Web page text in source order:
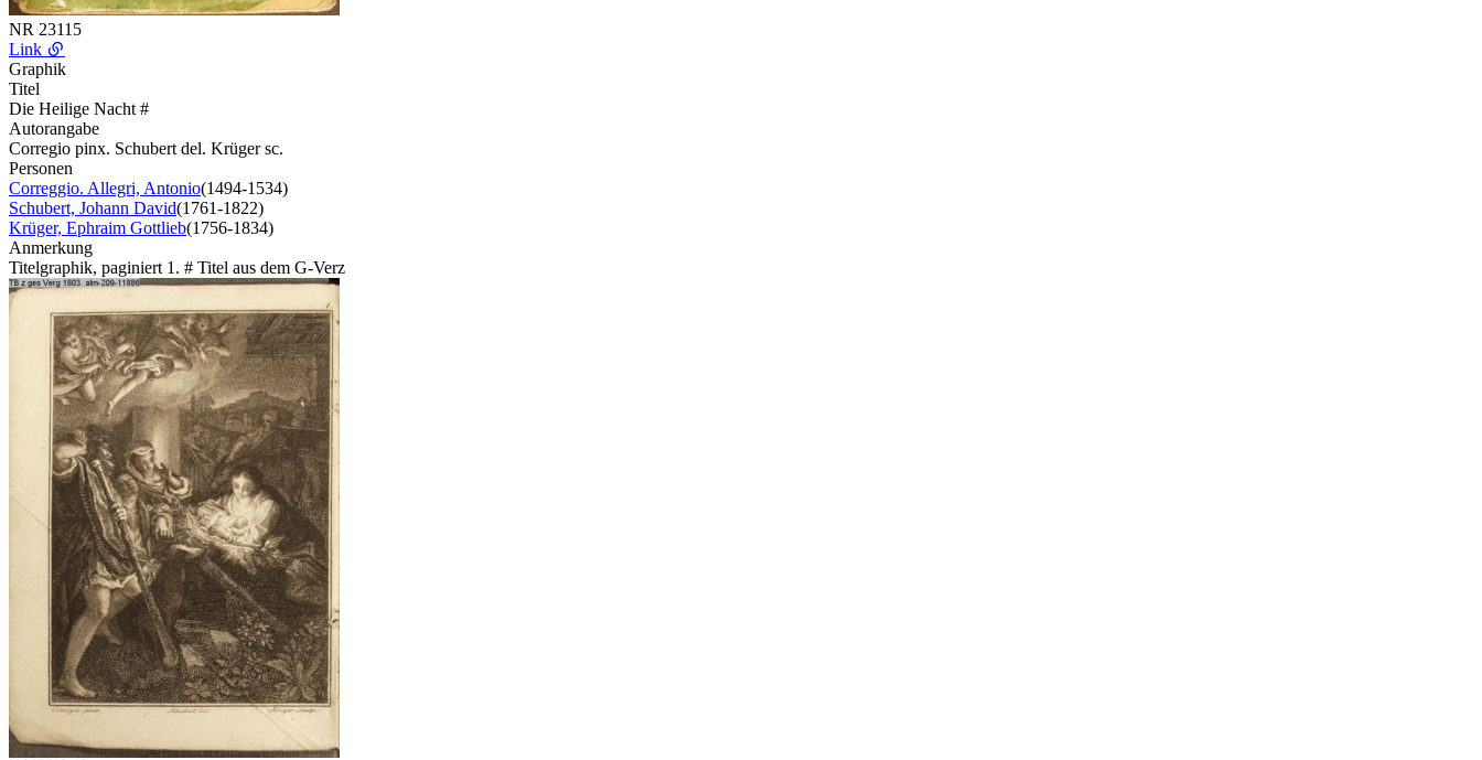
NR 23115
Link
Graphik
Titel
Die Heilige Nacht #
Autorangabe
Corregio pinx. Schubert del. Krüger sc.
Personen
Correggio. Allegri, Antonio(1494-1534)
Schubert, Johann David(1761-1822)
Krüger, Ephraim Gottlieb(1756-1834)
Anmerkung
Titelgraphik, paginiert 1. # Titel aus dem G-Verz